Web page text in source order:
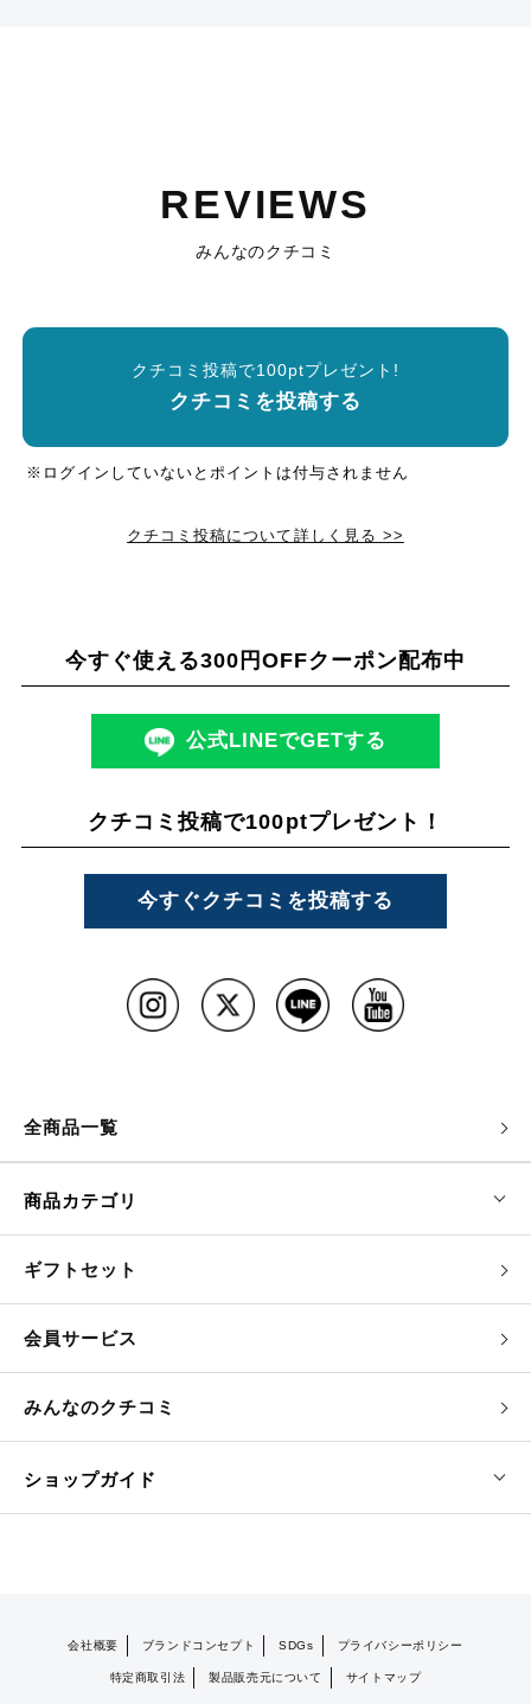
REVIEWS
みんなのクチコミ
クチコミ投稿で100ptプレゼント!
クチコミを投稿する
※ログインしていないとポイントは付与されません
クチコミ投稿について詳しく見る >>
今すぐ使える300円OFFクーポン配布中
公式LINEでGETする
クチコミ投稿で100ptプレゼント！
今すぐクチコミを投稿する
全商品一覧
商品カテゴリ
ギフトセット
会員サービス
みんなのクチコミ
ショップガイド
会社概要 ブランドコンセプト SDGs プライバシーポリシー
特定商取引法 製品販売元について サイトマップ